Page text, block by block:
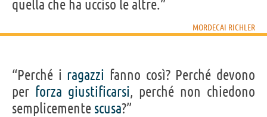
quella che ha ucciso le altre.”
MORDECAI RICHLER
“Perché i ragazzi fanno così? Perché devono
per forza giustificarsi, perché non chiedono
semplicemente scusa?”